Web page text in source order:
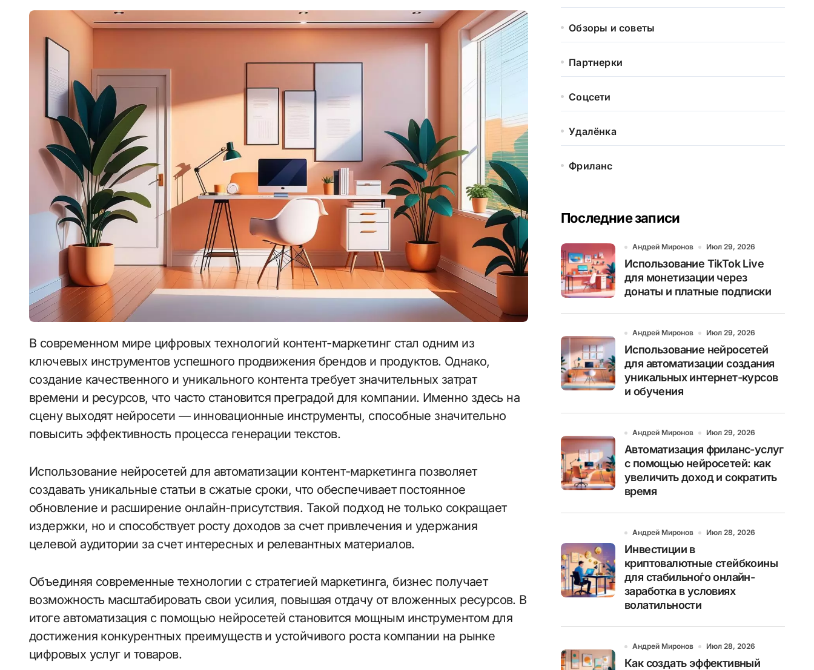
В современном мире цифровых технологий контент-маркетинг стал одним из
ключевых инструментов успешного продвижения брендов и продуктов. Однако,
создание качественного и уникального контента требует значительных затрат
времени и ресурсов, что часто становится преградой для компании. Именно здесь на
сцену выходят нейросети — инновационные инструменты, способные значительно
повысить эффективность процесса генерации текстов.
Использование нейросетей для автоматизации контент-маркетинга позволяет
создавать уникальные статьи в сжатые сроки, что обеспечивает постоянное
обновление и расширение онлайн-присутствия. Такой подход не только сокращает
издержки, но и способствует росту доходов за счет привлечения и удержания
целевой аудитории за счет интересных и релевантных материалов.
Объединяя современные технологии с стратегией маркетинга, бизнес получает
возможность масштабировать свои усилия, повышая отдачу от вложенных ресурсов. В
итоге автоматизация с помощью нейросетей становится мощным инструментом для
достижения конкурентных преимуществ и устойчивого роста компании на рынке
цифровых услуг и товаров.
Обзоры и советы
Партнерки
Соцсети
Удалёнка
Фриланс
Последние записи
Андрей Миронов Июл 29, 2026
Использование TikTok Live
для монетизации через
донаты и платные подписки
Андрей Миронов Июл 29, 2026
Использование нейросетей
для автоматизации создания
уникальных интернет-курсов
и обучения
Андрей Миронов Июл 29, 2026
Автоматизация фриланс-услуг
с помощью нейросетей: как
увеличить доход и сократить
время
Андрей Миронов Июл 28, 2026
Инвестиции в
криптовалютные стейбкоины
для стабильно́го онлайн-
заработка в условиях
волатильности
Андрей Миронов Июл 28, 2026
Как создать эффективный